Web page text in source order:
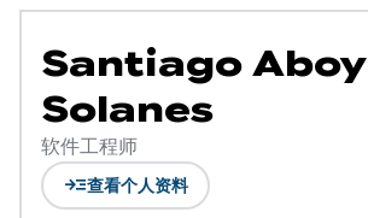
Santiago Aboy
Solanes
软件工程师
read_more查看个人资料